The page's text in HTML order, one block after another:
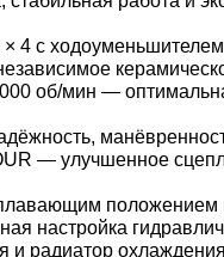
4 с
об/мин —
— улучшенное
положением и
настройка
радиатор